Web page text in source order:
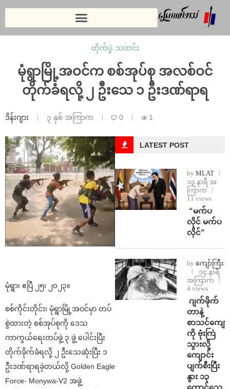
တိုက်ပွဲ, သတင်း
မုံရွာမြို့အဝင်က စစ်အုပ်စု အလစ်ဝင်
တိုက်ခံရလို့ ၂ ဦးသေ ၁ ဦးဒဏ်ရာရ
ဒိန်းဂျား ၃ နှစ် အကြာက 0 1
မုံရွာ၊ ဧပြီ ၂၅၊ ၂၀၂၃။
စစ်ကိုင်းတိုင်း၊ မုံရွာမြို့အဝင်မှာ တပ်
စွဲထားတဲ့ စစ်အုပ်စုကို ဒေသ
ကာကွယ်ရေးတပ်ဖွဲ့ ၃ ဖွဲ့ ပေါင်းပြီး
တိုက်ခိုက်ခံရလို့ ၂ ဦးသေဆုံးပြီး ၁
ဦးဒဏ်ရာရခဲ့တယ်လို့ Golden Eagle
Force- Monywa-V2 အဖွဲ့
LATEST POST
by MLAT
၁၃ နာရီ အ
ကြာက
11 views
⁨ ⁨“မက်ပ
လိုင် မက်ပ
လိုင်”
by ကျော်ကြီး
၁၄ နာရီ
အကြာက
4 views
⁨⁩ ⁨ဂျက်ဖိုက်
တာနဲ့
စာသင်ကျော
ကို ဗုံးကြဲ
သွားလို့
ကျောင်း
ပျက်စီးပြီး
နွား ၁၃
ကောင်သေ